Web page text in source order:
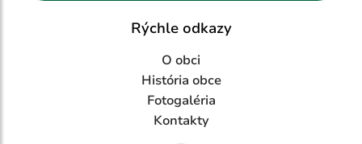
Rýchle odkazy
O obci
História obce
Fotogaléria
Kontakty